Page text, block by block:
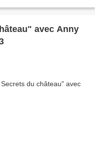
avec Anny